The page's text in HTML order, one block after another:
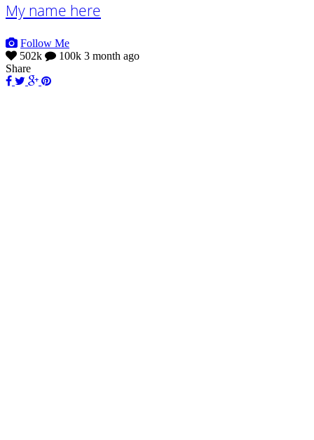
My name here
Follow Me
502k
100k 3 month ago
Share